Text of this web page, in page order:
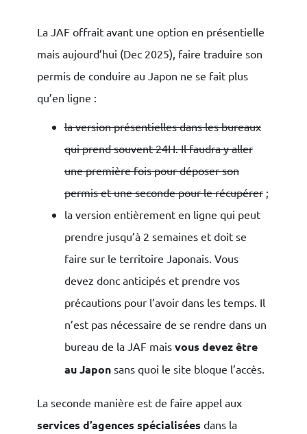
La JAF offrait avant une option en présentielle
mais aujourd’hui (Dec 2025), faire traduire son
permis de conduire au Japon ne se fait plus
qu’en ligne :
la version présentielles dans les bureaux
qui prend souvent 24H. Il faudra y aller
une première fois pour déposer son
permis et une seconde pour le récupérer;
la version entièrement en ligne qui peut
prendre jusqu’à 2 semaines et doit se
faire sur le territoire Japonais. Vous
devez donc anticipés et prendre vos
précautions pour l’avoir dans les temps. Il
n’est pas nécessaire de se rendre dans un
bureau de la JAF mais vous devez être
au Japonsans quoi le site bloque l’accès.
La seconde manière est de faire appel aux
services d’agences spécialisées dans la